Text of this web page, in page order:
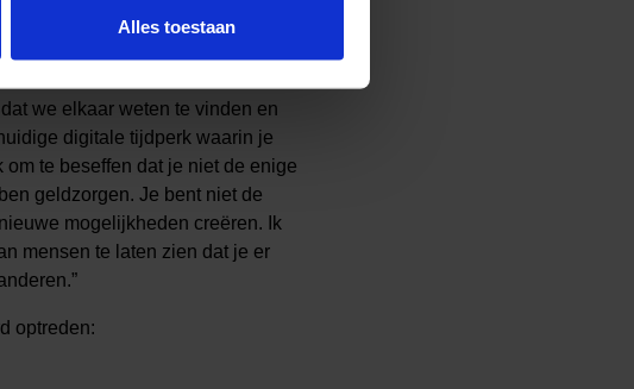
Alles toestaan
“Ik denk vaak aan de kleine ik
werd gesproken, leek het alsof
we elkaar weten te vinden en
digitale tijdperk waarin je
te beseffen dat je niet de enige
geldzorgen. Je bent niet de
mogelijkheden creëren.
Ik
mensen te laten zien dat je er
”
optreden: